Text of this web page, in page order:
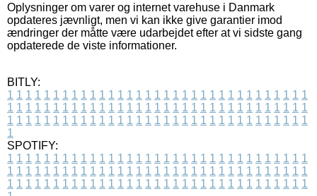
Oplysninger om varer og internet varehuse i Danmark
opdateres jævnligt, men vi kan ikke give garantier imod
ændringer der måtte være udarbejdet efter at vi sidste gang
opdaterede de viste informationer.
BITLY:
1 1 1 1 1 1 1 1 1 1 1 1 1 1 1 1 1 1 1 1 1 1 1 1 1 1 1 1 1 1 1 1 1
1 1 1 1 1 1 1 1 1 1 1 1 1 1 1 1 1 1 1 1 1 1 1 1 1 1 1 1 1 1 1 1 1
1 1 1 1 1 1 1 1 1 1 1 1 1 1 1 1 1 1 1 1 1 1 1 1 1 1 1 1 1 1 1 1 1
1
SPOTIFY:
1 1 1 1 1 1 1 1 1 1 1 1 1 1 1 1 1 1 1 1 1 1 1 1 1 1 1 1 1 1 1 1 1
1 1 1 1 1 1 1 1 1 1 1 1 1 1 1 1 1 1 1 1 1 1 1 1 1 1 1 1 1 1 1 1 1
1 1 1 1 1 1 1 1 1 1 1 1 1 1 1 1 1 1 1 1 1 1 1 1 1 1 1 1 1 1 1 1 1